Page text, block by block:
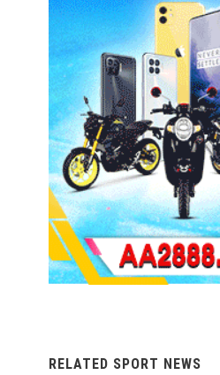
RELATED SPORT NEWS